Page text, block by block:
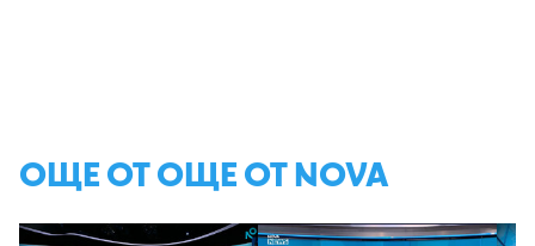
ОЩЕ ОТ ОЩЕ ОТ NOVA